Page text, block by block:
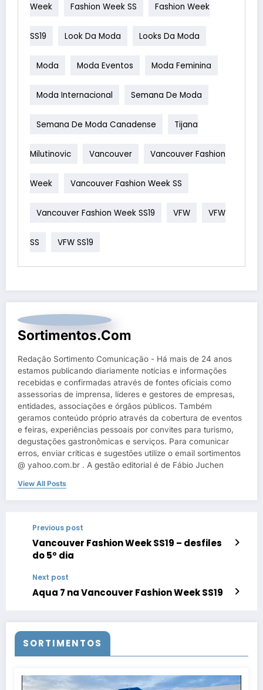
Week Fashion Week SS Fashion Week
SS19 Look Da Moda Looks Da Moda
Moda Moda Eventos Moda Feminina
Moda Internacional Semana De Moda
Semana De Moda Canadense Tijana
Milutinovic Vancouver Vancouver Fashion
Week Vancouver Fashion Week SS
Vancouver Fashion Week SS19 VFW VFW
SS VFW SS19
Sortimentos.com
Redação Sortimento Comunicação - Há mais de 24 anos
estamos publicando diariamente notícias e informações
recebidas e confirmadas através de fontes oficiais como
assessorias de imprensa, líderes e gestores de empresas,
entidades, associações e órgãos públicos. Também
geramos conteúdo próprio através da cobertura de eventos
e feiras, experiências pessoais por convites para turismo,
degustações gastronômicas e serviços. Para comunicar
erros, enviar críticas e sugestões utilize o email sortimentos
@ yahoo.com.br . A gestão editorial é de Fábio Juchen
View All Posts
Previous post
Vancouver Fashion Week SS19 – desfiles
do 5º dia
Next post
Aqua 7 na Vancouver Fashion Week SS19
SORTIMENTOS